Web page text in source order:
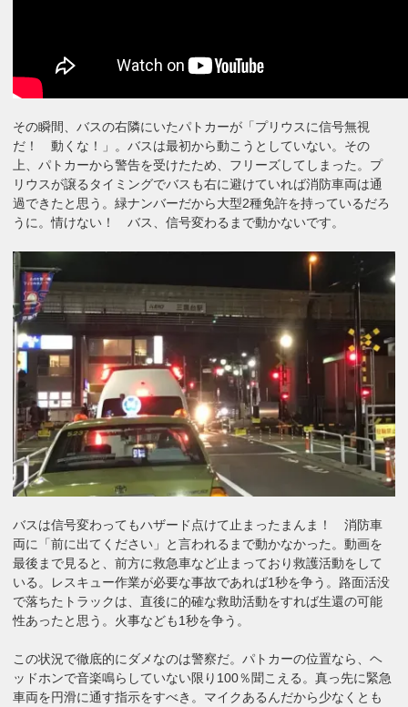
その瞬間、バスの右隣にいたパトカーが「プリウスに信号無視
だ！ 動くな！」。バスは最初から動こうとしていない。その
上、パトカーから警告を受けたため、フリーズしてしまった。プ
リウスが譲るタイミングでバスも右に避けていれば消防車両は通
過できたと思う。緑ナンバーだから大型2種免許を持っているだろ
うに。情けない！ バス、信号変わるまで動かないです。
バスは信号変わってもハザード点けて止まったまんま！ 消防車
両に「前に出てください」と言われるまで動かなかった。動画を
最後まで見ると、前方に救急車など止まっており救護活動をして
いる。レスキュー作業が必要な事故であれば1秒を争う。路面活没
で落ちたトラックは、直後に的確な救助活動をすれば生還の可能
性あったと思う。火事なども1秒を争う。
この状況で徹底的にダメなのは警察だ。パトカーの位置なら、ヘ
ッドホンで音楽鳴らしていない限り100％聞こえる。真っ先に緊急
車両を円滑に通す指示をすべき。マイクあるんだから少なくとも